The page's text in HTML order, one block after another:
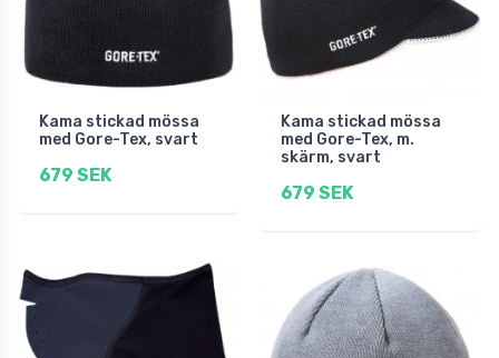
Kama stickad mössa
med Gore-Tex, svart
679 SEK
Kama stickad mössa
med Gore-Tex, m.
skärm, svart
679 SEK